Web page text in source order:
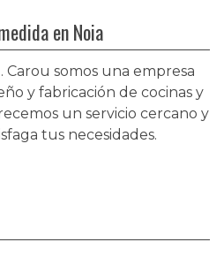
en Noia
Carou somos una empresa
y fabricación de cocinas y
un servicio cercano y
tus necesidades.